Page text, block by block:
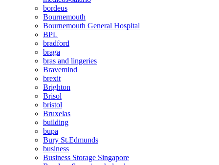
bordeus
Bournemouth
Bournemouth General Hospital
BPL
bradford
braga
bras and lingeries
Bravemind
brexit
Brighton
Brisol
bristol
Bruxelas
building
bupa
Bury St.Edmunds
business
Business Storage Singapore